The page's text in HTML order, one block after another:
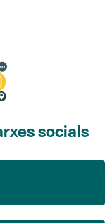
socials